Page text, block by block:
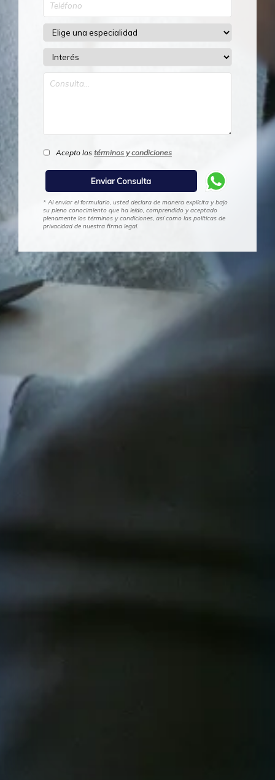
Acepto los términos y condiciones
* Al enviar el formulario, usted declara de manera explícita y bajo
su pleno conocimiento que ha leído, comprendido y aceptado
plenamente los términos y condiciones, así como las políticas de
privacidad de nuestra firma legal.